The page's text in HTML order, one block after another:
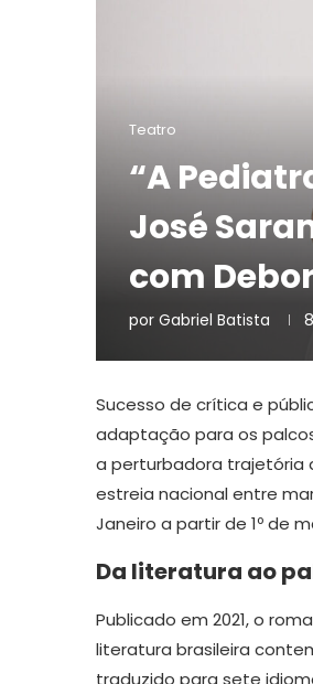
Teatro
“A
José
com
por Gabriel Batista
Sucesso de crítica e
adaptação para os
a perturbadora trajetória
estreia nacional entre
Janeiro a partir de 1º de
Da literatura ao
Publicado em 2021, o
literatura brasileira
traduzido para sete